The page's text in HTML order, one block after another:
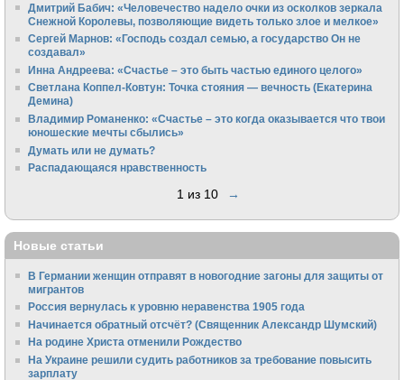
Дмитрий Бабич: «Человечество надело очки из осколков зеркала
Снежной Королевы, позволяющие видеть только злое и мелкое»
Сергей Марнов: «Господь создал семью, а государство Он не
создавал»
Инна Андреева: «Счастье – это быть частью единого целого»
Светлана Коппел-Ковтун: Точка стояния — вечность (Екатерина
Демина)
Владимир Романенко: «Счастье – это когда оказывается что твои
юношеские мечты сбылись»
Думать или не думать?
Распадающаяся нравственность
1 из 10 →
Новые статьи
В Германии женщин отправят в новогодние загоны для защиты от
мигрантов
Россия вернулась к уровню неравенства 1905 года
Начинается обратный отсчёт? (Священник Александр Шумский)
На родине Христа отменили Рождество
На Украине решили судить работников за требование повысить
зарплату